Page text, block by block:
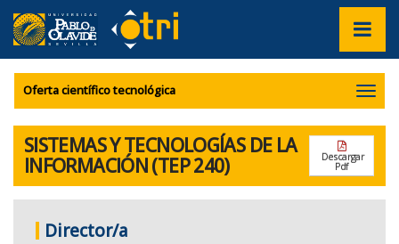
label.access.jump.content???
???
label.access.jump.header???
???
label.access.jump.footer???
label.access.jump.menu???
Oferta científico tecnológica
SISTEMAS Y TECNOLOGÍAS DE LA
INFORMACIÓN (TEP 240)
Descargar
Pdf
Director/a